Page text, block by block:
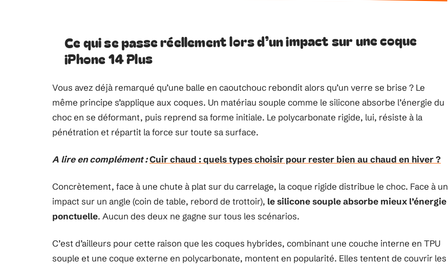
Ce qui se passe réellement lors d’un impact sur une coque
iPhone 14 Plus
Vous avez déjà remarqué qu’une balle en caoutchouc rebondit alors qu’un verre se brise ? Le
même principe s’applique aux coques. Un matériau souple comme le silicone absorbe l’énergie du
choc en se déformant, puis reprend sa forme initiale. Le polycarbonate rigide, lui, résiste à la
pénétration et répartit la force sur toute sa surface.
A lire en complément :Cuir chaud : quels types choisir pour rester bien au chaud en hiver ?
Concrètement, face à une chute à plat sur du carrelage, la coque rigide distribue le choc. Face à un
impact sur un angle (coin de table, rebord de trottoir), le silicone souple absorbe mieux l’énergie
ponctuelle. Aucun des deux ne gagne sur tous les scénarios.
C’est d’ailleurs pour cette raison que les coques hybrides, combinant une couche interne en TPU
souple et une coque externe en polycarbonate, montent en popularité. Elles tentent de couvrir les